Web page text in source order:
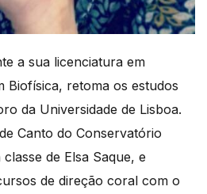
a sua licenciatura em
Biofísica, retoma os estudos
da Universidade de Lisboa.
Canto do Conservatório
de Elsa Saque, e
de direção coral com o